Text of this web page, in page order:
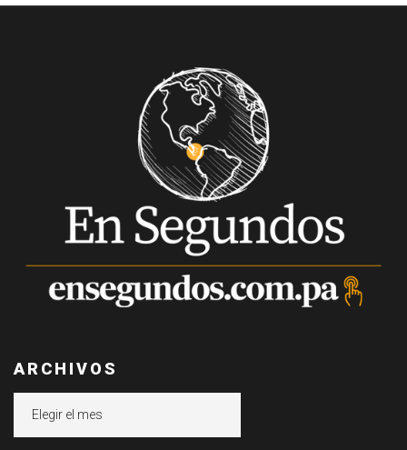
ARCHIVOS